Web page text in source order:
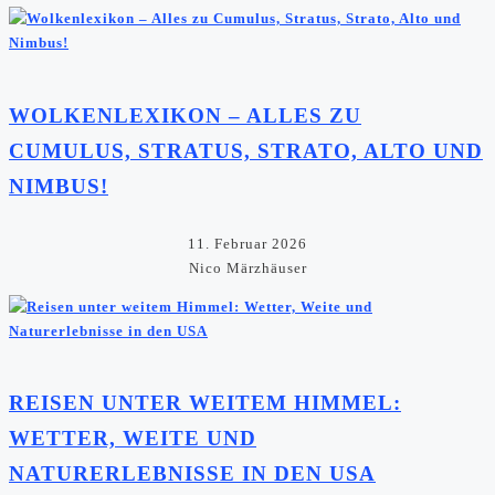
WOLKENLEXIKON – ALLES ZU
CUMULUS, STRATUS, STRATO, ALTO UND
NIMBUS!
11. Februar 2026
Nico Märzhäuser
REISEN UNTER WEITEM HIMMEL:
WETTER, WEITE UND
NATURERLEBNISSE IN DEN USA